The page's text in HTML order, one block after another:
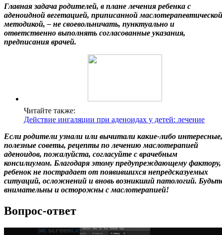
Главная задача родителей, в плане лечения ребенка с
аденоидной вегетацией, приписанной маслотерапевтической
методикой, – не своевольничать, пунктуально и
ответственно выполнять согласованные указания,
предписания врачей.
Читайте также:
Действие ингаляции при аденоидах у детей: лечение
Если родители узнали или вычитали какие-либо интересные,
полезные советы, рецепты по лечению маслотерапией
аденоидов, пожалуйста, согласуйте с врачебным
консилиумом. Благодаря этому предупреждающему фактору,
ребенок не пострадает от появившихся непредсказуемых
ситуаций, осложнений и вновь возникший патологий.
внимательны и осторожны с маслотерапией!
Вопрос-ответ